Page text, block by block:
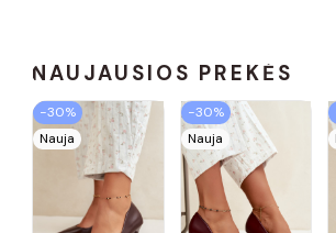
NAUJAUSIOS PREKĖS
−30%
Nauja
−30%
Nauja